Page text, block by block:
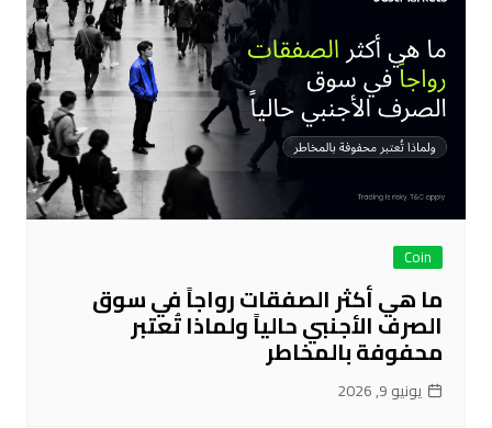
Coin
ما هي أكثر الصفقات رواجاً في سوق
الصرف الأجنبي حالياً ولماذا تُعتبر
محفوفة بالمخاطر
يونيو 9, 2026